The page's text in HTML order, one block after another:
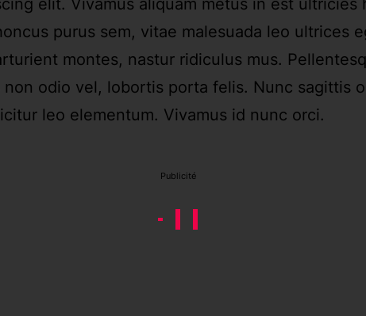
purus sem, vitae malesuada leo ultrices
montes, nastur ridiculus mus.
odio vel, lobortis porta felis. Nunc sagittis
leo elementum. Vivamus id nunc orci.
Publicité